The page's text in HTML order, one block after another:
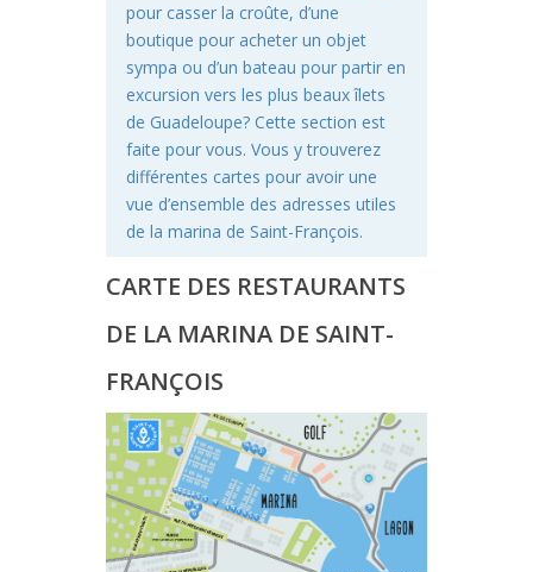
pour casser la croûte, d’une
boutique pour acheter un objet
sympa ou d’un bateau pour partir en
excursion vers les plus beaux îlets
de Guadeloupe? Cette section est
faite pour vous. Vous y trouverez
différentes cartes pour avoir une
vue d’ensemble des adresses utiles
de la marina de Saint-François.
CARTE DES RESTAURANTS
DE LA MARINA DE SAINT-
FRANÇOIS